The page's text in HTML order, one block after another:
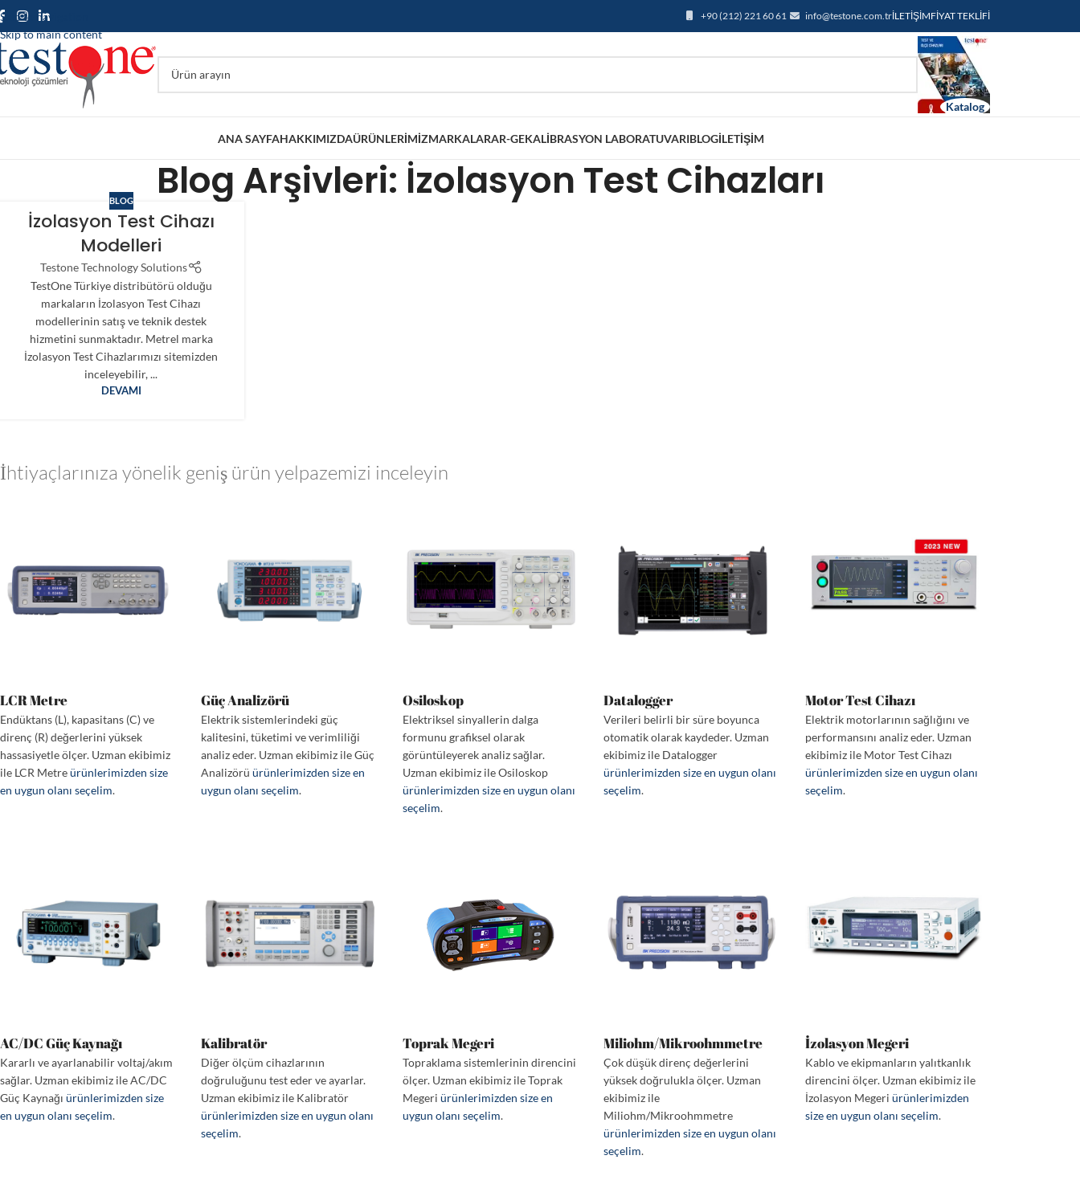
Skip to navigation
Skip to main content
+90 (212) 221 60 61 info@testone.com.trİLETIŞIMFIYAT TEKLIFI
ANA SAYFAHAKKIMIZDAÜRÜNLERIMIZMARKALARAR-GEKALIBRASYON LABORATUVARIBLOGİLETIŞIM
Blog Arşivleri: İzolasyon Test Cihazları
BLOG
İzolasyon Test Cihazı
Modelleri
Testone Technology Solutions
TestOne Türkiye distribütörü olduğu
markaların İzolasyon Test Cihazı
modellerinin satış ve teknik destek
hizmetini sunmaktadır. Metrel marka
İzolasyon Test Cihazlarımızı sitemizden
inceleyebilir, ...
DEVAMI
İhtiyaçlarınıza yönelik geniş ürün yelpazemizi inceleyin
LCR Metre
Endüktans (L), kapasitans (C) ve
direnç (R) değerlerini yüksek
hassasiyetle ölçer. Uzman ekibimiz
ile LCR Metreürünlerimizden size
en uygun olanı seçelim.
Güç Analizörü
Elektrik sistemlerindeki güç
kalitesini, tüketimi ve verimliliği
analiz eder. Uzman ekibimiz ile Güç
Analizörüürünlerimizden size en
uygun olanı seçelim.
Osiloskop
Elektriksel sinyallerin dalga
formunu grafiksel olarak
görüntüleyerek analiz sağlar.
Uzman ekibimiz ile Osiloskop
ürünlerimizden size en uygun olanı
seçelim.
Datalogger
Verileri belirli bir süre boyunca
otomatik olarak kaydeder. Uzman
ekibimiz ile Datalogger
ürünlerimizden size en uygun olanı
seçelim.
Motor Test Cihazı
Elektrik motorlarının sağlığını ve
performansını analiz eder. Uzman
ekibimiz ile Motor Test Cihazı
ürünlerimizden size en uygun olanı
seçelim.
AC/DC Güç Kaynağı
Kararlı ve ayarlanabilir voltaj/akım
sağlar. Uzman ekibimiz ile AC/DC
Güç Kaynağı ürünlerimizden size
en uygun olanı seçelim.
Kalibratör
Diğer ölçüm cihazlarının
doğruluğunu test eder ve ayarlar.
Uzman ekibimiz ile Kalibratör
ürünlerimizden size en uygun olanı
seçelim.
Toprak Megeri
Topraklama sistemlerinin direncini
ölçer. Uzman ekibimiz ile Toprak
Megeri ürünlerimizden size en
uygun olanı seçelim.
Miliohm/Mikroohmmetre
Çok düşük direnç değerlerini
yüksek doğrulukla ölçer. Uzman
ekibimiz ile
Miliohm/Mikroohmmetre
ürünlerimizden size en uygun olanı
seçelim.
İzolasyon Megeri
Kablo ve ekipmanların yalıtkanlık
direncini ölçer. Uzman ekibimiz ile
İzolasyon Megeri ürünlerimizden
size en uygun olanı seçelim.